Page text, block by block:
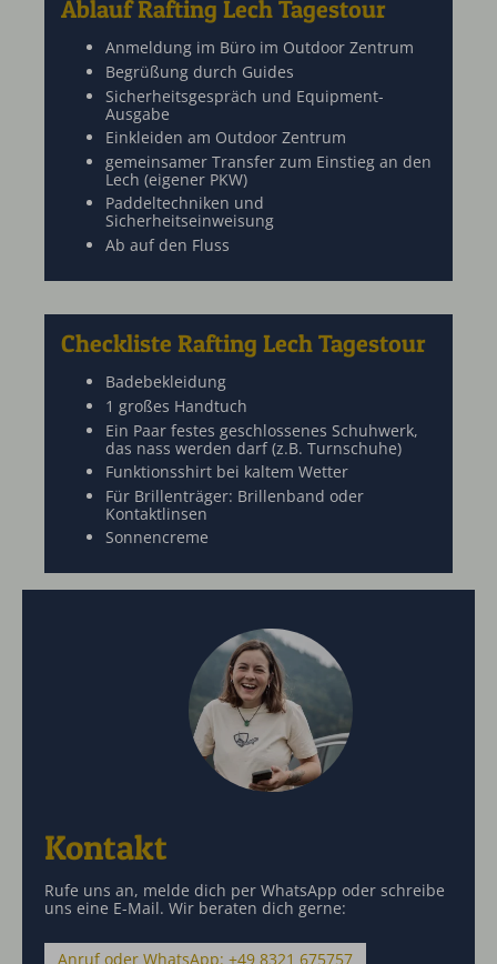
Ablauf Rafting Lech Tagestour
Anmeldung im Büro im Outdoor Zentrum
Begrüßung durch Guides
Sicherheitsgespräch und Equipment-
Ausgabe
Einkleiden am Outdoor Zentrum
gemeinsamer Transfer zum Einstieg an den
Lech (eigener PKW)
Paddeltechniken und
Sicherheitseinweisung
Ab auf den Fluss
Checkliste Rafting Lech Tagestour
Badebekleidung
1 großes Handtuch
Ein Paar festes geschlossenes Schuhwerk,
das nass werden darf (z.B. Turnschuhe)
Funktionsshirt bei kaltem Wetter
Für Brillenträger: Brillenband oder
Kontaktlinsen
Sonnencreme
Kontakt
Rufe uns an, melde dich per WhatsApp oder schreibe
uns eine E-Mail. Wir beraten dich gerne:
Anruf oder WhatsApp: +49 8321 675757